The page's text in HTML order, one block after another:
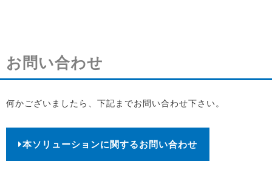
お問い合わせ
何かございましたら、下記までお問い合わせ下さい。
本ソリューションに関するお問い合わせ